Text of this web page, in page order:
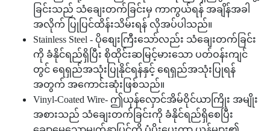
ခြင်းသည် သံချေးတက်ခြင်းမှ ကာကွယ်ရန် အချိန်အခါ
အလိုက် ပြုပြင်ထိန်းသိမ်းရန် လိုအပ်ပါသည်။
Stainless Steel - ပိုစျေးကြီးသော်လည်း သံချေးတက်ခြင်း
ကို ခံနိုင်ရည်ရှိပြီး စိုထိုင်းဆမြင့်မားသော ပတ်ဝန်းကျင်
တွင် ရေရှည်အသုံးပြုနိုင်ရန်နှင့် ရေရှည်အသုံးပြုရန်
အတွက် အကောင်းဆုံးဖြစ်သည်။
Vinyl-Coated Wire- ဤယုန်လှောင်အိမ်ဝိုင်ယာကြိုး အမျိုး
အစားသည် သံချေးတက်ခြင်းကို ခံနိုင်ရည်ရှိစေပြီး